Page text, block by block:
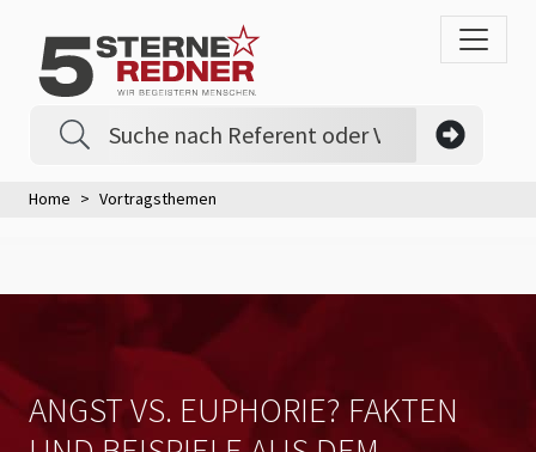
Home Vortragsthemen
ANGST VS. EUPHORIE? FAKTEN